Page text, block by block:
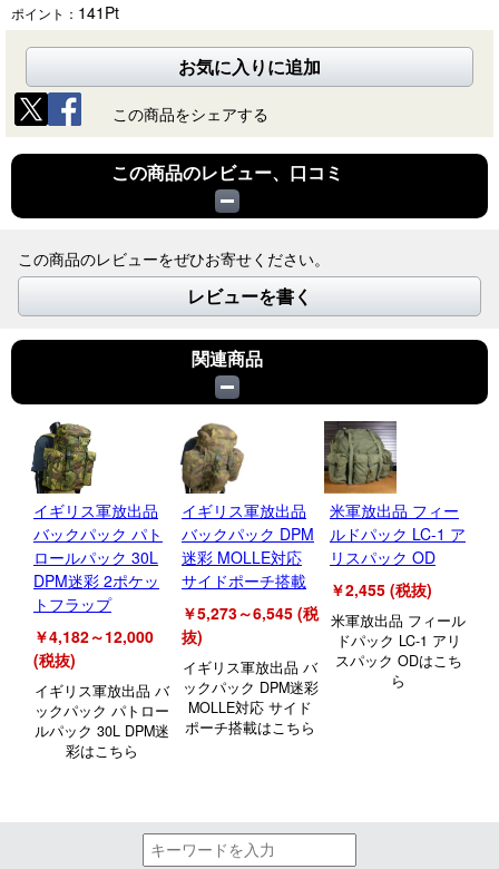
ポイント： 141 Pt
お気に入りに追加
この商品をシェアする
この商品のレビュー、口コミ
この商品のレビューをぜひお寄せください。
レビューを書く
関連商品
イギリス軍放出品
バックパック パト
ロールパック 30L
DPM迷彩 2ポケッ
トフラップ
￥4,182～12,000
(税抜)
イギリス軍放出品 バ
ックパック パトロー
ルパック 30L DPM迷
彩はこちら
イギリス軍放出品
バックパック DPM
迷彩 MOLLE対応
サイドポーチ搭載
￥5,273～6,545 (税
抜)
イギリス軍放出品 バ
ックパック DPM迷彩
MOLLE対応 サイド
ポーチ搭載はこちら
米軍放出品 フィー
ルドパック LC-1 ア
リスパック OD
￥2,455 (税抜)
米軍放出品 フィール
ドパック LC-1 アリ
スパック ODはこち
ら